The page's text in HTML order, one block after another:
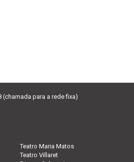
(chamada para a rede fixa)
Teatro Maria Matos
Teatro Villaret